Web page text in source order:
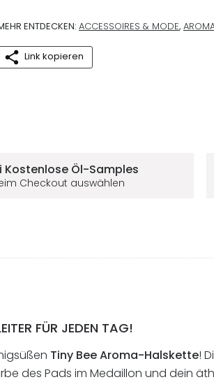
ENTDECKEN: ACCESSOIRES & MODE,
Link kopieren
Kostenlose Öl-Samples
Checkout auswählen
FÜR JEDEN TAG!
Tiny Bee Aroma-Halskette!
des Pads im Medaillon und dein